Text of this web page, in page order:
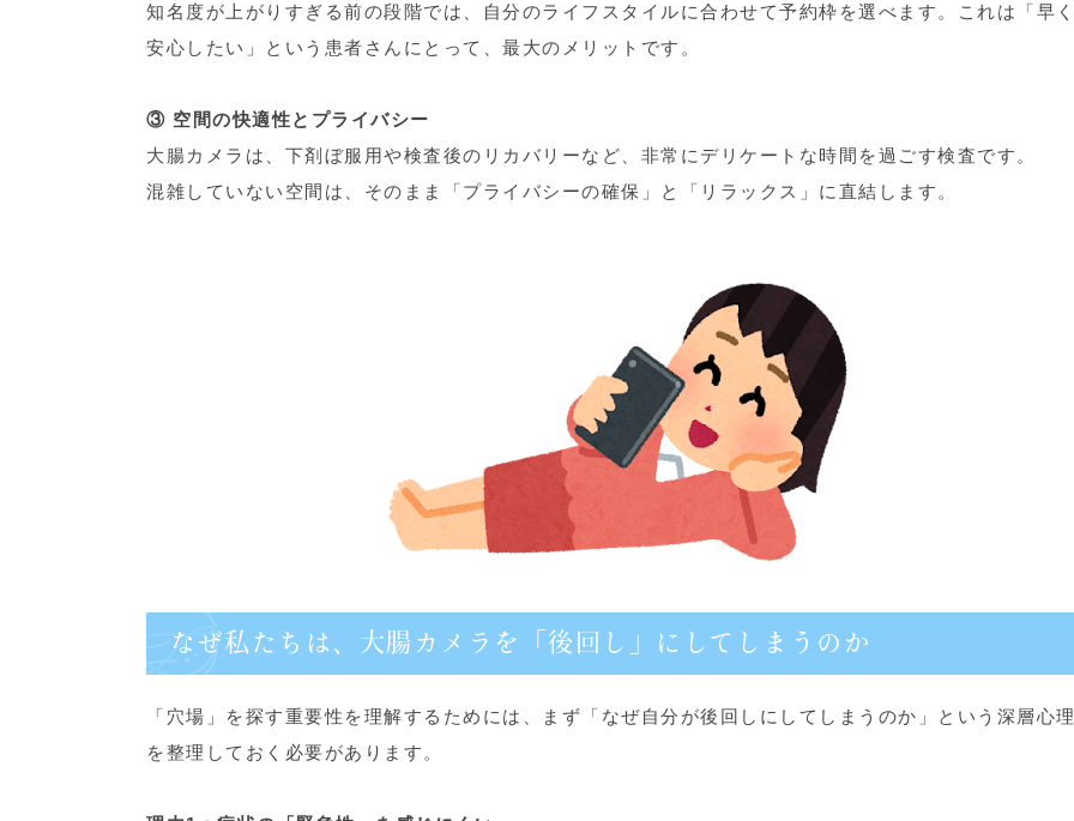
知名度が上がりすぎる前の段階では、自分のライフスタイルに合わせて予約枠を選べます。これは「早く
安心したい」という患者さんにとって、最大のメリットです。
③ 空間の快適性とプライバシー
大腸カメラは、下剤ぼ服用や検査後のリカバリーなど、非常にデリケートな時間を過ごす検査です。
混雑していない空間は、そのまま「プライバシーの確保」と「リラックス」に直結します。
なぜ私たちは、大腸カメラを「後回し」にしてしまうのか
「穴場」を探す重要性を理解するためには、まず「なぜ自分が後回しにしてしまうのか」という深層心理
を整理しておく必要があります。